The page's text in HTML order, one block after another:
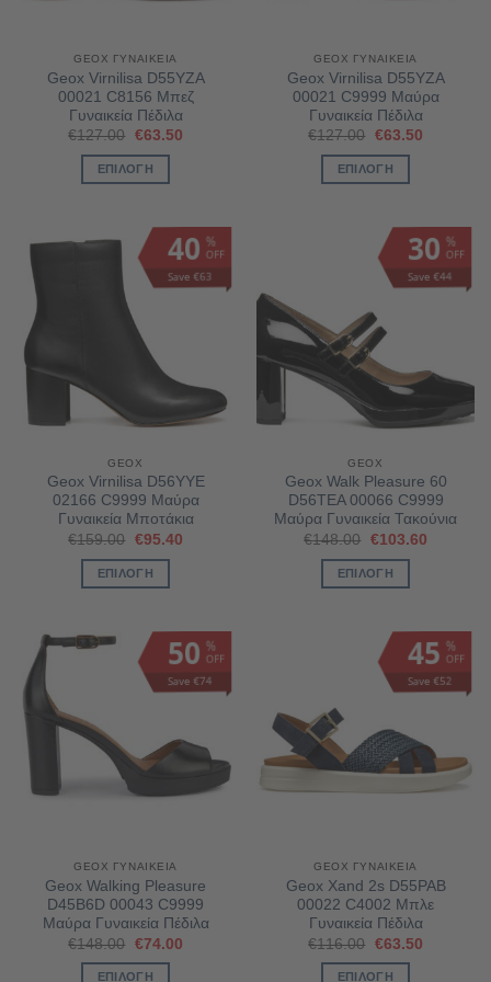
GEOX ΓΥΝΑΙΚΕΊΑ
Geox Virnilisa D55YZA
00021 C8156 Μπεζ
Γυναικεία Πέδιλα
€127.00 Original
was:
€127.00.
€63.50Η
ΕΠΙΛΟΓΉ
προϊόν
έχει
πολλαπλές
παραλλαγές.
Οι
επιλογές
μπορούν
επιλεγούν
σελίδα
του
προϊόντος
GEOX ΓΥΝΑΙΚΕΊΑ
Geox Virnilisa D55YZA
00021 C9999 Μαύρα
Γυναικεία Πέδιλα
€127.00 Original
was:
€127.00.
€63.50Η
ΕΠΙΛΟΓΉ
προϊόν
έχει
πολλαπλές
παραλλαγές.
Οι
επιλογές
μπορούν
να
επιλεγούν
σελίδα
του
προϊόντος
%
OFF
40
Save €63
GEOX
Geox Virnilisa D56YYE
02166 C9999 Μαύρα
Γυναικεία Μποτάκια
€159.00 Original
was:
€159.00.
€95.40Η
ΕΠΙΛΟΓΉ
προϊόν
έχει
πολλαπλές
επιλογές
μπορούν
σελίδα
του
προϊόντος
%
OFF
30
Save €44
GEOX
Geox Walk Pleasure 60
D56TEA 00066 C9999
Μαύρα Γυναικεία Τακούνια
€148.00 Original
was:
€148.00.
€103.60Η
ΕΠΙΛΟΓΉ
προϊόν
έχει
πολλαπλές
Οι
επιλογές
σελίδα
του
προϊόντος
%
OFF
50
Save €74
GEOX ΓΥΝΑΙΚΕΊΑ
Geox Walking Pleasure
D45B6D 00043 C9999
Μαύρα Γυναικεία Πέδιλα
€148.00 Original
was:
€74.00Η
ΕΠΙΛΟΓΉ
%
OFF
45
Save €52
GEOX ΓΥΝΑΙΚΕΊΑ
Geox Xand 2s D55PAB
00022 C4002 Μπλε
Γυναικεία Πέδιλα
€116.00 Original
was:
€63.50Η
ΕΠΙΛΟΓΉ